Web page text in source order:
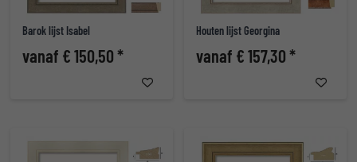
Barok lijst Isabel
vanaf € 150,50 *
Houten lijst Georgina
vanaf € 157,30 *